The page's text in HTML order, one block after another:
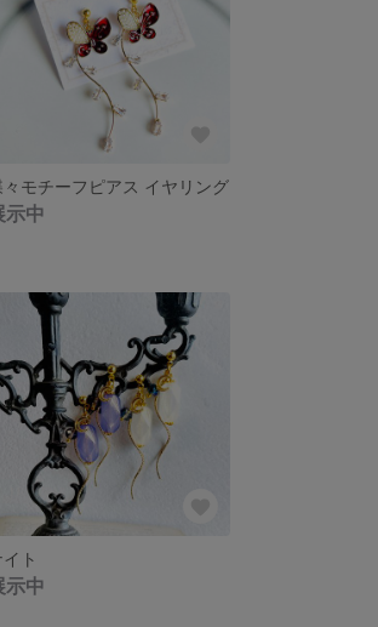
々モチーフピアス イヤリング
示中
ト
示中